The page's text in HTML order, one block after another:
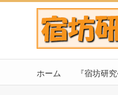
ホーム 『宿坊研